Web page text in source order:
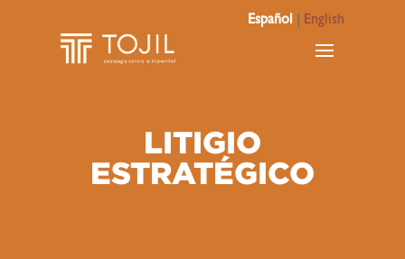
Español English
LITIGIO
ESTRATÉGICO